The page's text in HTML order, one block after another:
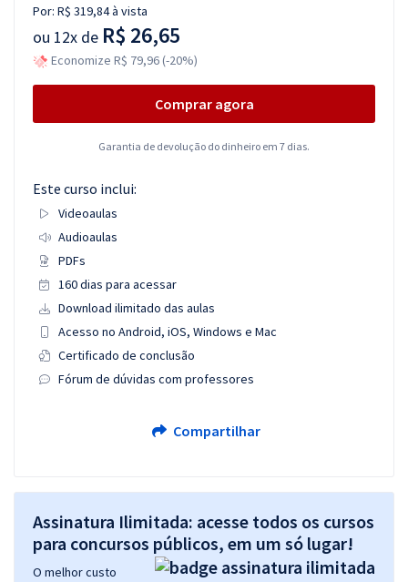
Por: R$ 319,84à vista
ou 12x de R$ 26,65
Economize R$ 79,96 (-20%)
Comprar agora
Garantia de devolução do dinheiro em 7 dias.
Este curso inclui:
Videoaulas
Audioaulas
PDFs
160 dias para acessar
Download ilimitado das aulas
Acesso no Android, iOS, Windows e Mac
Certificado de conclusão
Fórum de dúvidas com professores
Compartilhar
Assinatura Ilimitada: acesse todos os cursos
para concursos públicos, em um só lugar!
O melhor custo